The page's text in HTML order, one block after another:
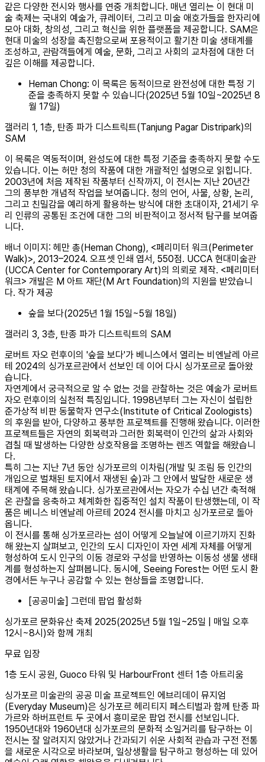
같은 다양한 전시와 행사를 연중 개최합니다. 매년 열리는 이 현대 미
술 축제는 국내외 예술가, 큐레이터, 그리고 미술 애호가들을 한자리에
모아 대화, 창의성, 그리고 혁신을 위한 플랫폼을 제공합니다. SAM은
현대 미술의 성장을 촉진함으로써 포용적이고 활기찬 미술 생태계를
조성하고, 관람객들에게 예술, 문화, 그리고 사회의 교차점에 대한 더
깊은 이해를 제공합니다.
Heman Chong: 이 목록은 동적이므로 완전성에 대한 특정 기
준을 충족하지 못할 수 있습니다(2025년 5월 10일~2025년 8
월 17일)
갤러리 1, 1층, 탄종 파가 디스트릭트(Tanjung Pagar Distripark)의
SAM
이 목록은 역동적이며, 완성도에 대한 특정 기준을 충족하지 못할 수도
있습니다. 이는 허만 청의 작품에 대한 개괄적인 설명으로 읽힙니다.
2003년에 처음 제작된 작품부터 신작까지, 이 전시는 지난 20년간
그의 풍부한 개념적 작업을 보여줍니다. 청의 언어, 사물, 상황, 논리,
그리고 친밀감을 예리하게 활용하는 방식에 대한 초대이자, 21세기 우
리 인류의 공통된 조건에 대한 그의 비판적이고 정서적 탐구를 보여줍
니다.
배너 이미지: 헤만 총(Heman Chong), <페리미터 워크(Perimeter
Walk)>, 2013–2024. 오프셋 인쇄 엽서, 550점. UCCA 현대미술관
(UCCA Center for Contemporary Art)의 의뢰로 제작. <페리미터
워크> 개발은 M 아트 재단(M Art Foundation)의 지원을 받았습니
다. 작가 제공
숲을 보다(2025년 1월 15일~5월 18일)
갤러리 3, 3층, 탄종 파가 디스트릭트의 SAM
로버트 자오 런후이의 '숲을 보다'가 베니스에서 열리는 비엔날레 아르
테 2024의 싱가포르관에서 선보인 데 이어 다시 싱가포르로 돌아왔
습니다.
자연계에서 궁극적으로 알 수 없는 것을 관찰하는 것은 예술가 로버트
자오 런후이의 실천적 특징입니다. 1998년부터 그는 자신이 설립한
준가상적 비판 동물학자 연구소(Institute of Critical Zoologists)
의 후원을 받아, 다양하고 풍부한 프로젝트를 진행해 왔습니다. 이러한
프로젝트들은 자연의 회복력과 그러한 회복력이 인간의 삶과 사회와
겹칠 때 발생하는 다양한 상호작용을 조명하는 렌즈 역할을 해왔습니
다.
특히 그는 지난 7년 동안 싱가포르의 이차림(개발 및 조림 등 인간의
개입으로 벌채된 토지에서 재생된 숲)과 그 안에서 발달한 새로운 생
태계에 주목해 왔습니다. 싱가포르관에서는 자오가 수십 년간 축적해
온 관찰을 응축하고 체계화한 집중적인 설치 작품이 탄생했는데, 이 작
품은 베니스 비엔날레 아르테 2024 전시를 마치고 싱가포르로 돌아
옵니다.
이 전시를 통해 싱가포르라는 섬이 어떻게 오늘날에 이르기까지 진화
해 왔는지 살펴보고, 인간의 도시 디자인이 자연 세계 자체를 어떻게
형성하여 도시 인구의 이동 경로와 구성을 반영하는 이동성 생물 생태
계를 형성하는지 살펴봅니다. 동시에, Seeing Forest는 어떤 도시 환
경에서든 누구나 공감할 수 있는 현상들을 조명합니다.
[공공미술] 그런데 팝업 활성화
싱가포르 문화유산 축제 2025(2025년 5월 1일~25일 | 매일 오후
12시~8시)와 함께 개최
무료 입장
1층 도시 공원, Guoco 타워 및 HarbourFront 센터 1층 아트리움
싱가포르 미술관의 공공 미술 프로젝트인 에브리데이 뮤지엄
(Everyday Museum)은 싱가포르 헤리티지 페스티벌과 함께 탄종 파
가르와 하버프런트 두 곳에서 흥미로운 팝업 전시를 선보입니다.
1950년대와 1960년대 싱가포르의 문화적 소일거리를 탐구하는 이
전시는 잘 알려지지 않았거나 간과되기 쉬운 사회적 관습과 구전 전통
을 새로운 시각으로 바라보며, 일상생활을 탐구하고 형성하는 데 있어